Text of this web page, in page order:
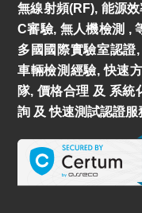
無線射頻(RF), 能源
C審驗, 無人機檢測 ,
多國國際實驗室認證
車輛檢測經驗, 快速
隊, 價格合理 及 系統
詢 及 快速測試認證服